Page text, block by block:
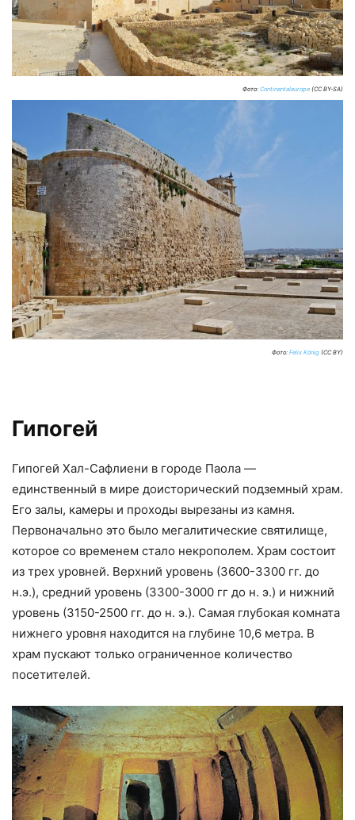
Фото: Continentaleurope (CC BY-SA)
Фото: Felix König (CC BY)
Гипогей
Гипогей Хал-Сафлиени в городе Паола —
единственный в мире доисторический подземный храм.
Его залы, камеры и проходы вырезаны из камня.
Первоначально это было мегалитические святилище,
которое со временем стало некрополем. Храм состоит
из трех уровней. Верхний уровень (3600-3300 гг. до
н.э.), средний уровень (3300-3000 гг до н. э.) и нижний
уровень (3150-2500 гг. до н. э.). Самая глубокая комната
нижнего уровня находится на глубине 10,6 метра. В
храм пускают только ограниченное количество
посетителей.